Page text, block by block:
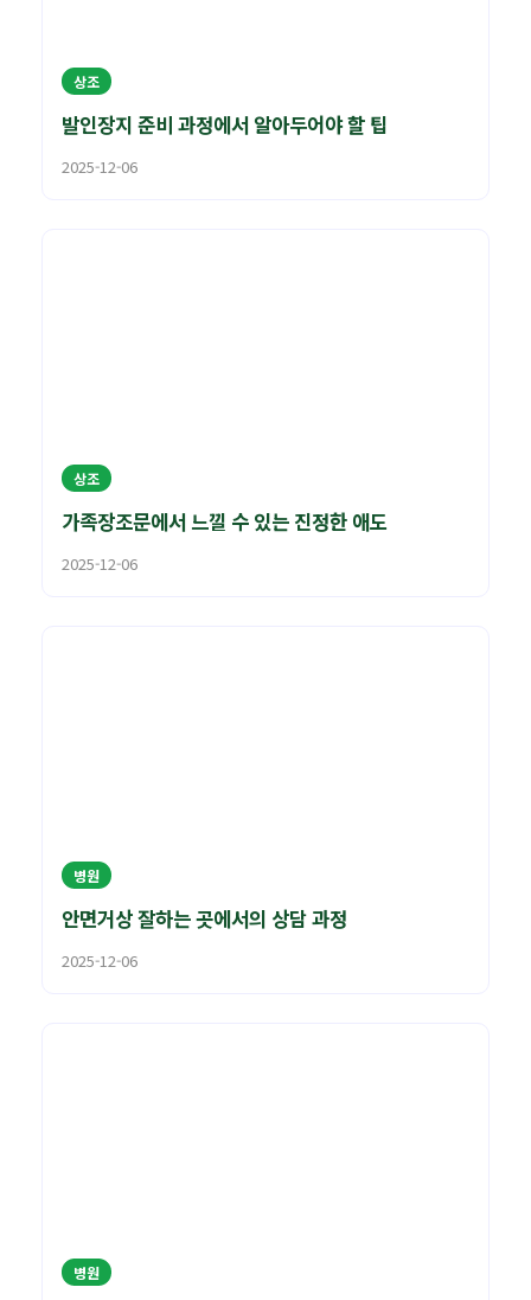
상조
발인장지 준비 과정에서 알아두어야 할 팁
2025-12-06
상조
가족장조문에서 느낄 수 있는 진정한 애도
2025-12-06
병원
안면거상 잘하는 곳에서의 상담 과정
2025-12-06
병원